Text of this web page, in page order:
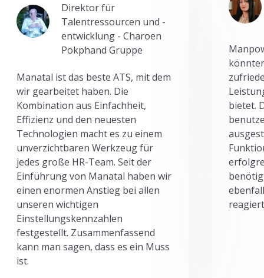
Direktor für
Talentressourcen und -
entwicklung - Charoen
Pokphand Gruppe
Manatal ist das beste ATS, mit dem
wir gearbeitet haben. Die
Kombination aus Einfachheit,
Effizienz und den neuesten
Technologien macht es zu einem
unverzichtbaren Werkzeug für
jedes große HR-Team. Seit der
Einführung von Manatal haben wir
einen enormen Anstieg bei allen
unseren wichtigen
Einstellungskennzahlen
festgestellt. Zusammenfassend
kann man sagen, dass es ein Muss
ist.
bietet.